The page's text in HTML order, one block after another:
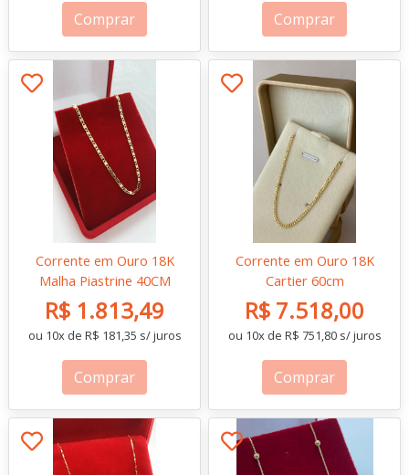
Comprar Comprar
Corrente em Ouro 18K
Malha Piastrine 40CM
R$ 1.813,49
ou 10x de R$ 181,35 s/ juros
Comprar
Corrente em Ouro 18K
Cartier 60cm
R$ 7.518,00
ou 10x de R$ 751,80 s/ juros
Comprar